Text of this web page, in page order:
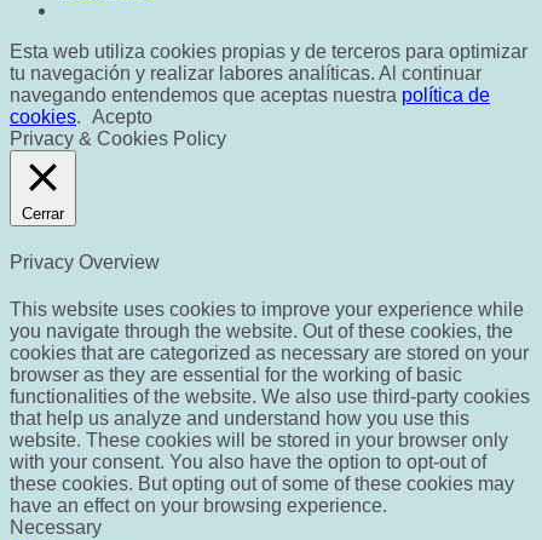
Esta web utiliza cookies propias y de terceros para optimizar
tu navegación y realizar labores analíticas. Al continuar
navegando entendemos que aceptas nuestra política de
cookies. Acepto
Privacy & Cookies Policy
Cerrar
Privacy Overview
This website uses cookies to improve your experience while
you navigate through the website. Out of these cookies, the
cookies that are categorized as necessary are stored on your
browser as they are essential for the working of basic
functionalities of the website. We also use third-party cookies
that help us analyze and understand how you use this
website. These cookies will be stored in your browser only
with your consent. You also have the option to opt-out of
these cookies. But opting out of some of these cookies may
have an effect on your browsing experience.
Necessary